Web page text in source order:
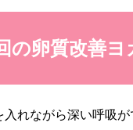
の卵質改善
入れながら深い呼吸が